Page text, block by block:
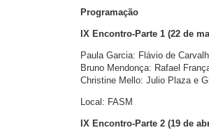
Programação
IX Encontro-Parte 1 (22 de
Paula Garcia: Flávio de
Bruno Mendonça: Rafael
Christine Mello: Julio Plaza e
Local: FASM
IX Encontro-Parte 2 (19 de